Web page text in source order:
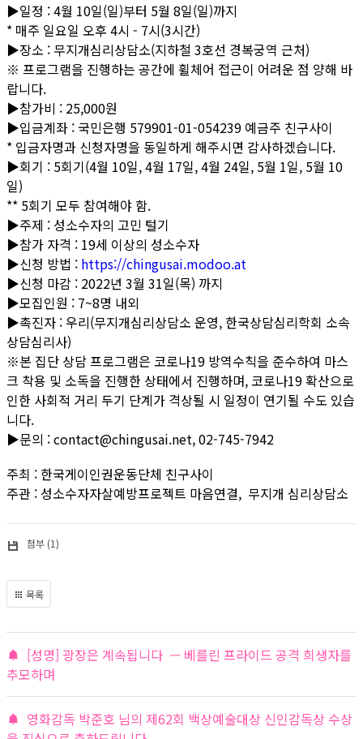
▶일정 : 4월 10일(일)부터 5월 8일(일)까지
* 매주 일요일 오후 4시 - 7시(3시간)
▶장소 : 무지개심리상담소(지하철 3호선 경복궁역 근처)
※ 프로그램을 진행하는 공간에 휠체어 접근이 어려운 점 양해 바
랍니다.
▶참가비 : 25,000원
▶입금계좌 : 국민은행 579901-01-054239 예금주 친구사이
* 입금자명과 신청자명을 동일하게 해주시면 감사하겠습니다.
▶회기 : 5회기(4월 10일, 4월 17일, 4월 24일, 5월 1일, 5월 10
일)
** 5회기 모두 참여해야 함.
▶주제 : 성소수자의 고민 털기
▶참가 자격 : 19세 이상의 성소수자
▶신청 방법 : https://chingusai.modoo.at
▶신청 마감 : 2022년 3월 31일(목) 까지
▶모집인원 : 7~8명 내외
▶촉진자 : 우리(무지개심리상담소 운영, 한국상담심리학회 소속
상담심리사)
※본 집단 상담 프로그램은 코로나19 방역수칙을 준수하여 마스
크 착용 및 소독을 진행한 상태에서 진행하며, 코로나19 확산으로
인한 사회적 거리 두기 단계가 격상될 시 일정이 연기될 수도 있습
니다.
▶문의 : contact@chingusai.net, 02-745-7942
주최 : 한국게이인권운동단체 친구사이
주관 : 성소수자자살예방프로젝트 마음연결, 무지개 심리상담소
첨부 (1)
목록
[성명] 광장은 계속됩니다 — 베를린 프라이드 공격 희생자를
추모하며
영화감독 박준호 님의 제62회 백상예술대상 신인감독상 수상